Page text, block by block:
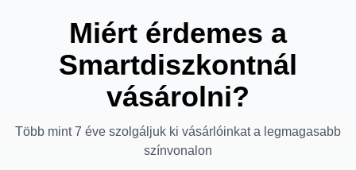
Miért érdemes a
Smartdiszkontnál
vásárolni?
Több mint 7 éve szolgáljuk ki vásárlóinkat a legmagasabb
színvonalon